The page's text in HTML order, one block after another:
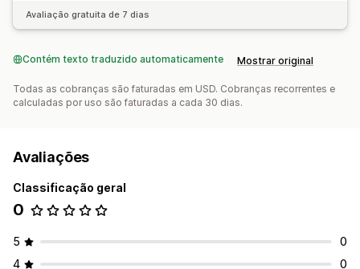
Insights
Análises
Avaliação gratuita de 7 dias
Contém texto traduzido automaticamente Mostrar original
Todas as cobranças são faturadas em USD. Cobranças recorrentes e
calculadas por uso são faturadas a cada 30 dias.
Avaliações
Classificação geral
0
5
0
4
0